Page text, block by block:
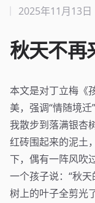
秋天不再
2025年11月13日
本文是对丁立梅《
美，强调“情随境
我散步到落满银杏
红砖围起来的泥土
下，偶有一阵风吹
一个孩子说：“秋
树上的叶子全剪光